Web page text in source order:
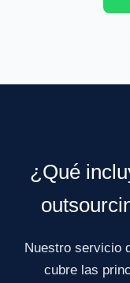
¿Qué
Nuestro servicio
cubre las